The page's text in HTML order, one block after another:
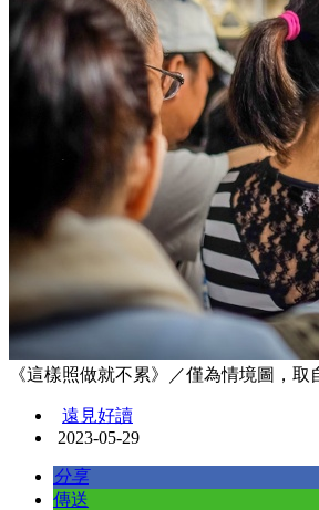
《這樣照做就不累》／僅為情境圖，取
遠見好讀
2023-05-29
分享
傳送